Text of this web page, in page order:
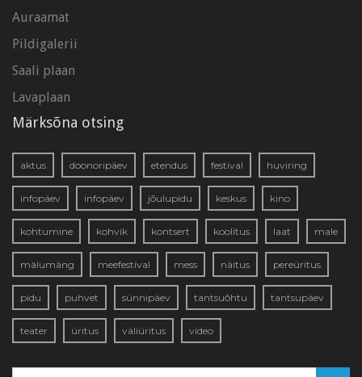
Auraamat
Pildigalerii
Saali plaan
Lavaplaan
Märksõna otsing
aktus doonoripäev etendus festival huviring
infopäev infopäev jõulupidu keskus kino
kohtumine kohvik kontsert koolitus laat male
mälumäng meefestival mess näitus pereüritus
pidu puhvet sünnipäev tantsuõhtu tantsupäev
teater üritus väliüritus video